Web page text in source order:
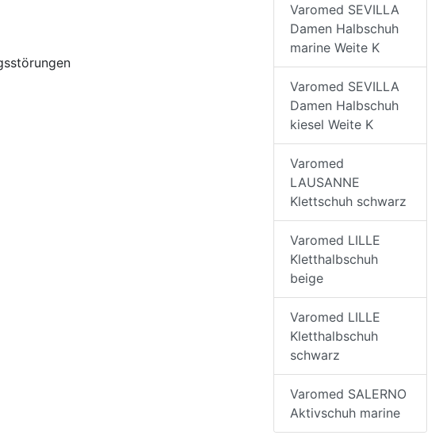
Varomed SEVILLA
Damen Halbschuh
marine Weite K
Varomed SEVILLA
Damen Halbschuh
kiesel Weite K
Varomed
LAUSANNE
Klettschuh schwarz
Varomed LILLE
Kletthalbschuh
beige
Varomed LILLE
Kletthalbschuh
schwarz
Varomed SALERNO
Aktivschuh marine